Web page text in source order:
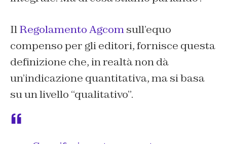
IlRegolamento Agcomsull’equo
compenso per gli editori, fornisce questa
definizione che, in realtà non dà
un’indicazione quantitativa, ma si basa
su un livello “qualitativo”.